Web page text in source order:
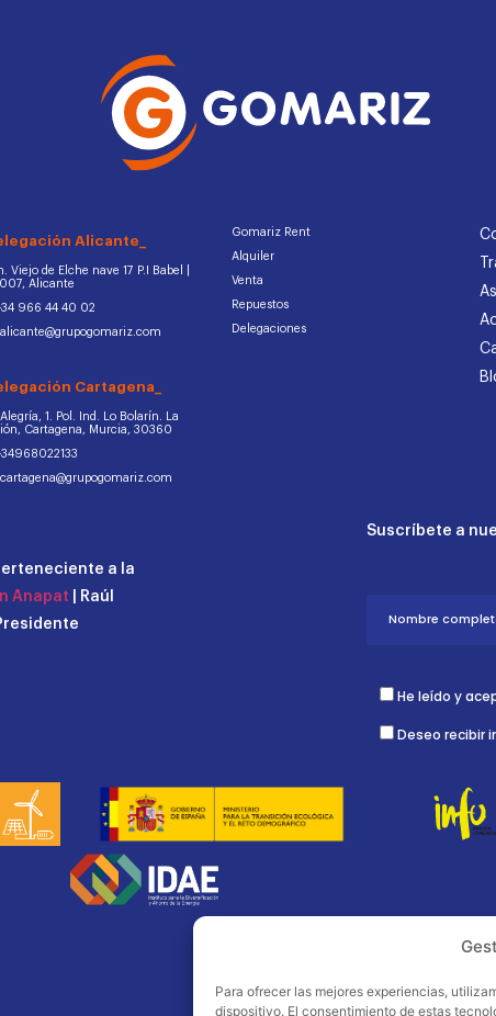
Para ofrecer las mejores experiencias,
dispositivo. El consentimiento de estas
Alicante_
Viejo de Elche nave 17 P.I Babel |
Alicante
966 44 40 02
alicante@grupogomariz.com
Cartagena_
1. Pol. Ind. Lo Bolarín. La
Cartagena, Murcia, 30360
cartagena@grupogomariz.com
Gomariz Rent
Alquiler
Venta
Repuestos
Delegaciones
a la
Anapat | Raúl
Suscríbete a
He leído y
Deseo recibir